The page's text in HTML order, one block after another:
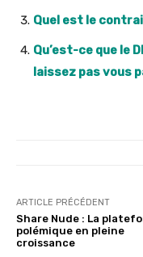
Quel est le
Qu’est-ce que le
laissez pas vous
ARTICLE PRÉCÉDENT
Share Nude : La
polémique en pleine
croissance